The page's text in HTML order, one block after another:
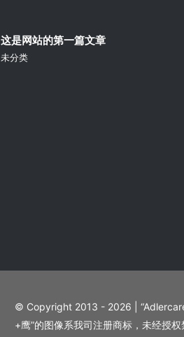
这是网站的第一篇文章
未分类
© Copyright 2013 - 2026 |
+鹰”的图像系我司注册商标，未经授